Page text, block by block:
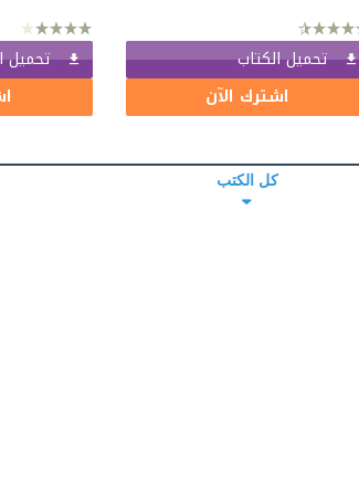
تحميل الكتاب
اشترك الآن
تحميل
كل الكتب